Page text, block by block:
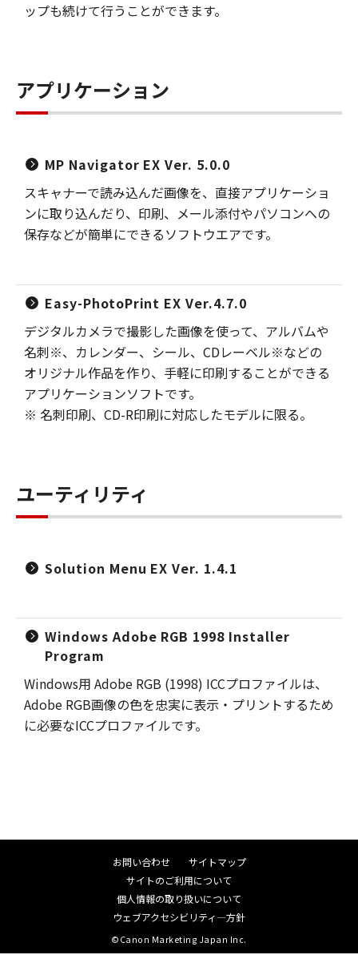
ップも続けて行うことができます。
アプリケーション
MP Navigator EX Ver. 5.0.0
スキャナーで読み込んだ画像を、直接アプリケーショ
ンに取り込んだり、印刷、メール添付やパソコンへの
保存などが簡単にできるソフトウエアです。
Easy-PhotoPrint EX Ver.4.7.0
デジタルカメラで撮影した画像を使って、アルバムや
名刺※、カレンダー、シール、CDレーベル※などの
オリジナル作品を作り、手軽に印刷することができる
アプリケーションソフトです。
※ 名刺印刷、CD-R印刷に対応したモデルに限る。
ユーティリティ
Solution Menu EX Ver. 1.4.1
Windows Adobe RGB 1998 Installer
Program
Windows用 Adobe RGB (1998) ICCプロファイルは、
Adobe RGB画像の色を忠実に表示・プリントするため
に必要なICCプロファイルです。
お問い合わせ
サイトマップ
サイトのご利用について
個人情報の取り扱いについて
ウェブアクセシビリティ―方針
©Canon Marketing Japan Inc.